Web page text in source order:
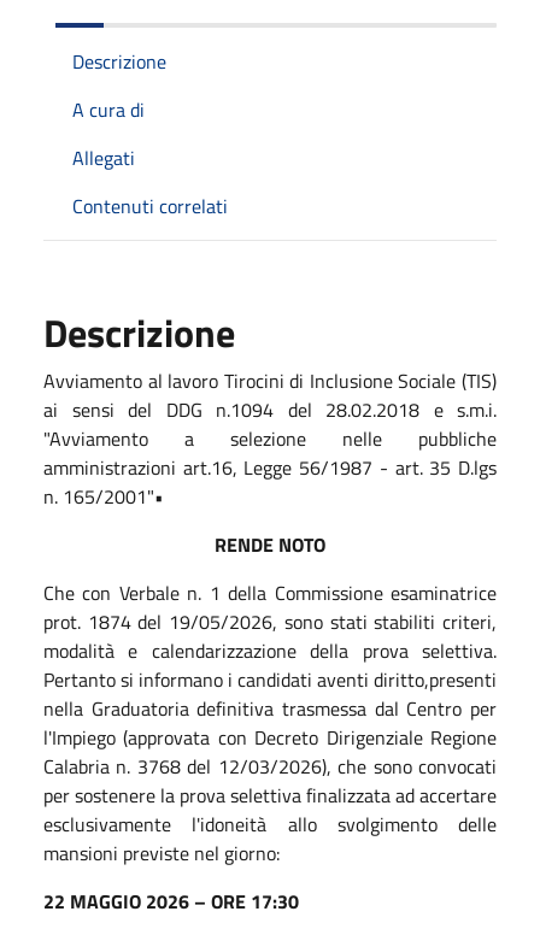
Descrizione
A cura di
Allegati
Contenuti correlati
Descrizione
Avviamento al lavoro Tirocini di Inclusione Sociale (TIS)
ai sensi del DDG n.1094 del 28.02.2018 e s.m.i.
"Avviamento a selezione nelle pubbliche
amministrazioni art.16, Legge 56/1987 - art. 35 D.lgs
n. 165/2001"•
RENDE NOTO
Che con Verbale n. 1 della Commissione esaminatrice
prot. 1874 del 19/05/2026, sono stati stabiliti criteri,
modalità e calendarizzazione della prova selettiva.
Pertanto si informano i candidati aventi diritto,presenti
nella Graduatoria definitiva trasmessa dal Centro per
l'Impiego (approvata con Decreto Dirigenziale Regione
Calabria n. 3768 del 12/03/2026), che sono convocati
per sostenere la prova selettiva finalizzata ad accertare
esclusivamente l'idoneità allo svolgimento delle
mansioni previste nel giorno:
22 MAGGIO 2026 – ORE 17:30